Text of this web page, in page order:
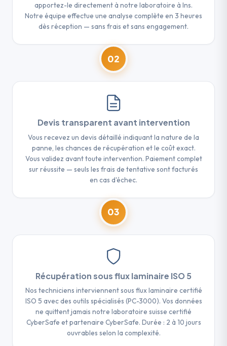
apportez-le directement à notre laboratoire à Ins.
Notre équipe effectue une analyse complète en 3 heures
dès réception — sans frais et sans engagement.
02
Devis transparent avant intervention
Vous recevez un devis détaillé indiquant la nature de la
panne, les chances de récupération et le coût exact.
Vous validez avant toute intervention. Paiement complet
sur réussite — seuls les frais de tentative sont facturés
en cas d'échec.
03
Récupération sous flux laminaire ISO 5
Nos techniciens interviennent sous flux laminaire certifié
ISO 5 avec des outils spécialisés (PC-3000). Vos données
ne quittent jamais notre laboratoire suisse certifié
CyberSafe et partenaire CyberSafe. Durée : 2 à 10 jours
ouvrables selon la complexité.